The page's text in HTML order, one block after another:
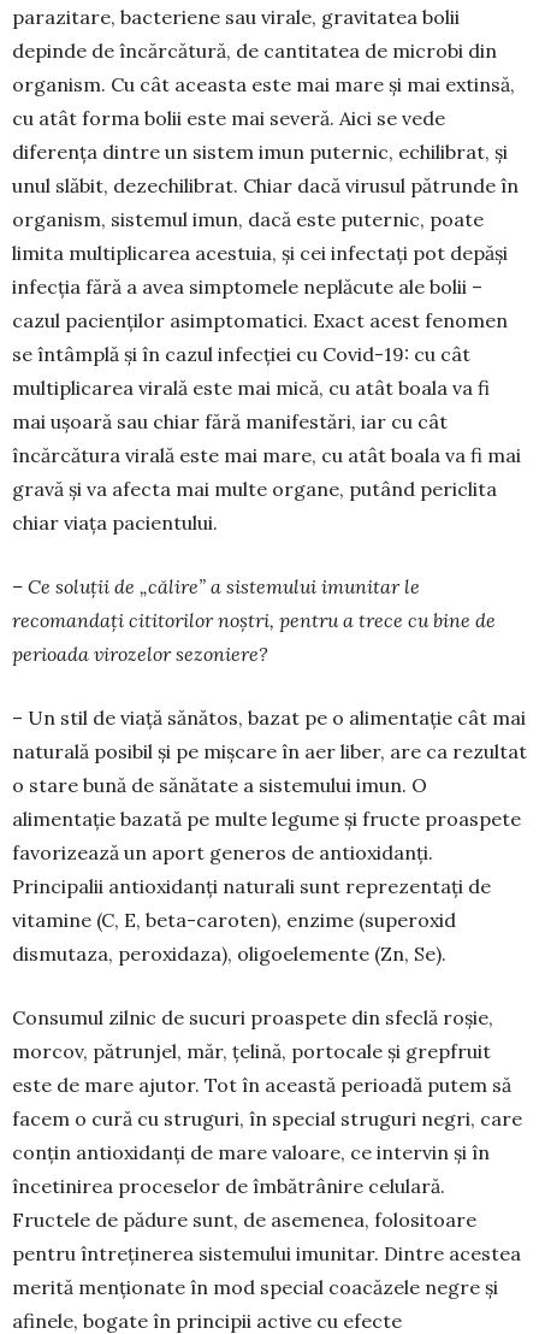
parazitare, bacteriene sau virale, gravitatea bo­lii
depinde de încărcătură, de cantitatea de microbi din
organism. Cu cât aceasta este mai mare și mai extinsă,
cu atât forma bolii este mai severă. Aici se vede
diferența dintre un sistem imun puternic, echilibrat, și
unul slăbit, dezechilibrat. Chiar dacă virusul pătrunde în
organism, sistemul imun, dacă este puternic, poate
limita multiplicarea acestuia, și cei infectați pot depăși
infecția fără a avea simpto­mele neplăcute ale bolii –
cazul pa­cienților asimp­to­matici. Exact acest fenomen
se în­tâmplă și în cazul in­fecției cu Covid-19: cu cât
multipli­ca­rea vi­rală este mai mică, cu atât boala va fi
mai ușoară sau chiar fără ma­nifestări, iar cu cât
încărcătura vi­ra­lă este mai mare, cu atât boala va fi mai
gravă și va afecta mai multe organe, pu­tând periclita
chiar viața pacientului.
– Ce soluții de „călire” a siste­mu­lui imunitar le
recomandați ci­ti­­torilor noștri, pentru a trece cu bi­ne de
perioada virozelor sezo­niere?
– Un stil de viață sănătos, ba­zat pe o alimentație cât mai
natu­rală po­sibil și pe mișcare în aer liber, are ca rezultat
o stare bună de sănătate a sistemului imun. O
alimentație bazată pe multe le­gume și fructe proaspete
favorizează un aport ge­neros de antioxidanți.
Principalii antioxi­danți na­turali sunt reprezentați de
vitamine (C, E, beta-caro­ten), enzime (superoxid
dismutaza, peroxi­­daza), oligoelemente (Zn, Se).
Consumul zilnic de sucuri proaspete din sfeclă roșie,
morcov, pătrunjel, măr, țelină, portocale și grepfruit
este de mare ajutor. Tot în această perioadă putem să
facem o cură cu struguri, în special stru­guri negri, care
conțin antioxidanți de mare valoare, ce intervin și în
încetinirea proceselor de îmbă­trânire celulară.
Fructele de pădure sunt, de aseme­nea, folositoare
pentru întreținerea sistemului imu­nitar. Dintre acestea
merită menționate în mod spe­cial coacăzele negre și
afinele, bogate în princi­pii active cu efecte